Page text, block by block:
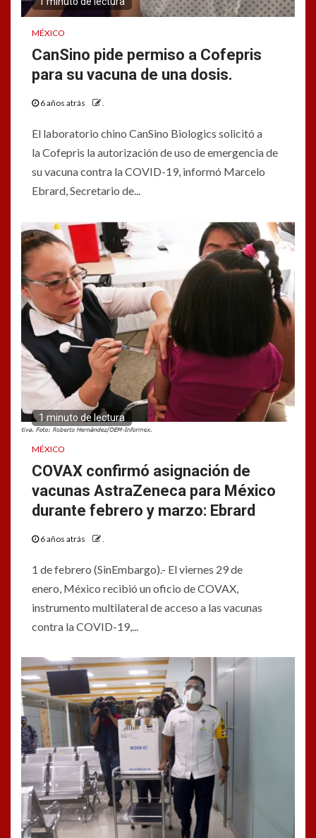
MÉXICO
CanSino pide permiso a Cofepris
para su vacuna de una dosis.
6 años atrás .
El laboratorio chino CanSino Biologics solicitó a
la Cofepris la autorización de uso de emergencia de
su vacuna contra la COVID-19, informó Marcelo
Ebrard, Secretario de...
1 minuto de lectura
MÉXICO
COVAX confirmó asignación de
vacunas AstraZeneca para México
durante febrero y marzo: Ebrard
6 años atrás .
1 de febrero (SinEmbargo).- El viernes 29 de
enero, México recibió un oficio de COVAX,
instrumento multilateral de acceso a las vacunas
contra la COVID-19,...